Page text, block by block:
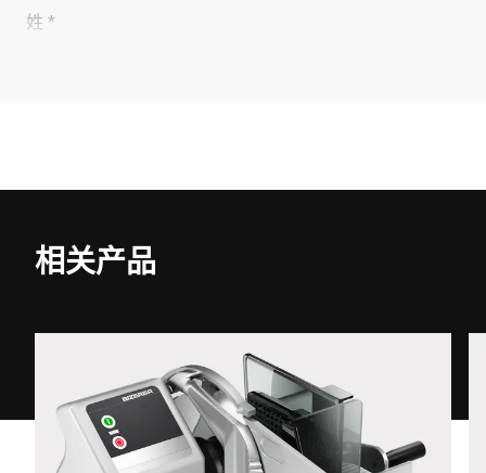
姓 *
电子邮件 *
邮政编码 *
相关产品